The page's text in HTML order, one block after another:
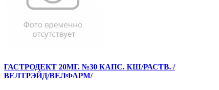
ГАСТРОДЕКТ 20МГ. №30 КАПС. КШ/РАСТВ. /
ВЕЛТРЭЙД/ВЕЛФАРМ/